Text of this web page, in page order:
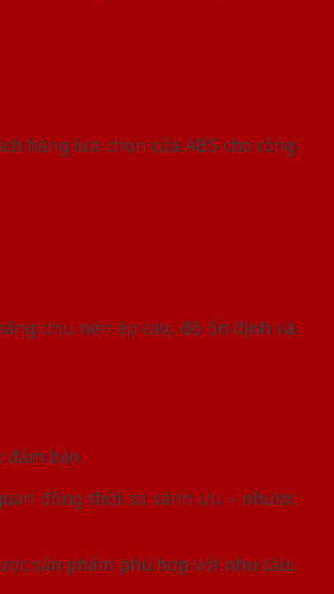
hàng lựa chọn cửa ABS cho công
chịu nén ép cao, độ ổn định và
đảm bảo
đồng thời so sánh ưu – nhược
sản phẩm phù hợp với nhu cầu,